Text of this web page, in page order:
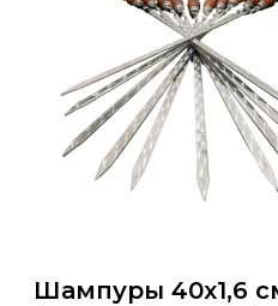
Шампуры 40х1,6